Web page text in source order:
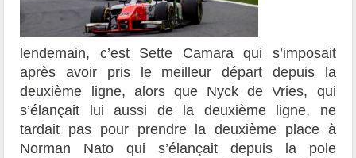
lendemain, c’est Sette Camara qui s’imposait
après avoir pris le meilleur départ depuis la
deuxième ligne, alors que Nyck de Vries, qui
s’élançait lui aussi de la deuxième ligne, ne
tardait pas pour prendre la deuxième place à
Norman Nato qui s’élançait depuis la pole